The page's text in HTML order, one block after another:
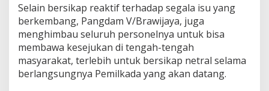
Selain bersikap reaktif terhadap segala isu yang
berkembang, Pangdam V/Brawijaya, juga
menghimbau seluruh personelnya untuk bisa
membawa kesejukan di tengah-tengah
masyarakat, terlebih untuk bersikap netral selama
berlangsungnya Pemilkada yang akan datang.